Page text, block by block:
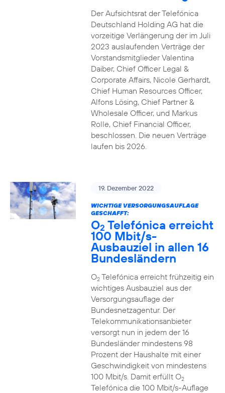
Der Aufsichtsrat der Telefónica
Deutschland Holding AG hat die
vorzeitige Verlängerung der im Juli
2023 auslaufenden Verträge der
Vorstandsmitglieder Valentina
Daiber, Chief Officer Legal &
Corporate Affairs, Nicole Gerhardt,
Chief Human Resources Officer,
Alfons Lösing, Chief Partner &
Wholesale Officer, und Markus
Rolle, Chief Financial Officer,
beschlossen. Die neuen Verträge
laufen bis 2026.
19. Dezember 2022
WICHTIGE VERSORGUNGSAUFLAGE
GESCHAFFT:
O2 Telefónica erreicht
100 Mbit/s-
Ausbauziel in allen 16
Bundesländern
O2Telefónica erreicht frühzeitig ein
wichtiges Ausbauziel aus der
Versorgungsauflage der
Bundesnetzagentur. Der
Telekommunikationsanbieter
versorgt nun in jedem der 16
Bundesländer mindestens 98
Prozent der Haushalte mit einer
Geschwindigkeit von mindestens
100 Mbit/s. Damit erfüllt O2
Telefónica die 100 Mbit/s-Auflage